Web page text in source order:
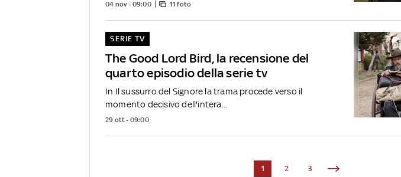
04 nov - 09:00 11 foto
The Good Lord Bird, la recensione del
quarto episodio della serie tv
SERIE TV
In Il sussurro del Signore la trama procede verso il
momento decisivo dell'intera...
29 ott - 09:00
1 2 3